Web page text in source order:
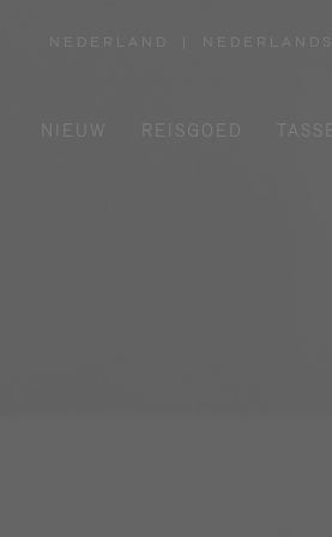
NEDERLAND NEDERLANDS
NIEUW REISGOED